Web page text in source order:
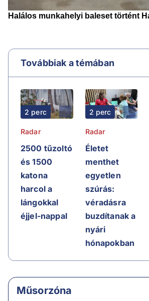
Továbbiak a témában
2 perc
Radar
2500 tűzoltó
és 1500
katona
harcol a
lángokkal
éjjel-nappal
2 perc
Radar
Életet
menthet
egyetlen
szúrás:
véradásra
buzdítanak a
nyári
hónapokban
Műsorzóna